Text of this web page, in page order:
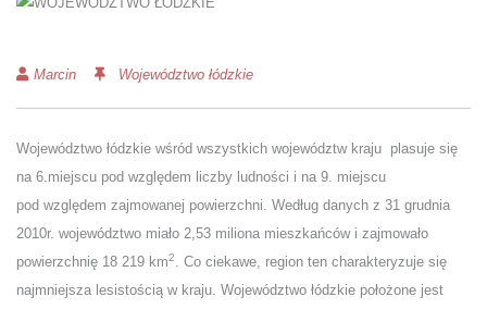
Marcin Województwo łódzkie
Województwo łódzkie wśród wszystkich województw kraju plasuje się
na 6.miejscu pod względem liczby ludności i na 9. miejscu
pod względem zajmowanej powierzchni. Według danych z 31 grudnia
2010r. województwo miało 2,53 miliona mieszkańców i zajmowało
powierzchnię 18 219 km2. Co ciekawe, region ten charakteryzuje się
najmniejsza lesistością w kraju. Województwo łódzkie położone jest